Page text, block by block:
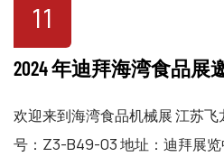
11
2024 年迪拜海湾食品展
欢迎来到海湾食品机械展 江苏
号：Z3-B49-03 地址：迪拜展